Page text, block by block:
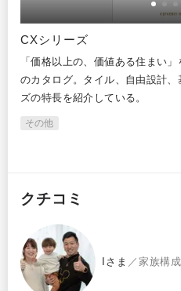
CXシリーズ
「価格以上の、価値ある住まい
のカタログ。タイル、自由設計
ズの特長を紹介している。
その他
クチコミ
Iさま ／家族構